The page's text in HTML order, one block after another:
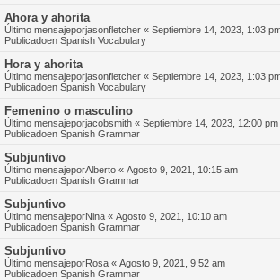
Ahora y ahorita
Último mensajeporjasonfletcher « Septiembre 14, 2023, 1:03
Publicadoen Spanish Vocabulary
Hora y ahorita
Último mensajeporjasonfletcher « Septiembre 14, 2023, 1:03
Publicadoen Spanish Vocabulary
Femenino o masculino
Último mensajeporjacobsmith « Septiembre 14, 2023, 12:00 pm
Publicadoen Spanish Grammar
Subjuntivo
Último mensajeporAlberto « Agosto 9, 2021, 10:15 am
Publicadoen Spanish Grammar
Subjuntivo
Último mensajeporNina « Agosto 9, 2021, 10:10 am
Publicadoen Spanish Grammar
Subjuntivo
Último mensajeporRosa « Agosto 9, 2021, 9:52 am
Publicadoen Spanish Grammar